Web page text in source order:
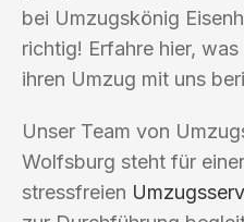
bei Umzugskönig
richtig! Erfahre hier,
ihren Umzug mit uns
Unser Team von
Wolfsburg steht für
stressfreien